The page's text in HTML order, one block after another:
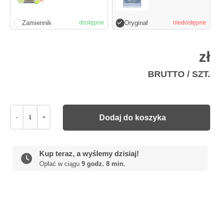
Zamiennik dostępne Oryginał niedostępne
zł
BRUTTO / SZT.
- + Dodaj do koszyka
Kup teraz, a wyślemy dzisiaj!
Opłać w ciągu 9 godz. 8 min.